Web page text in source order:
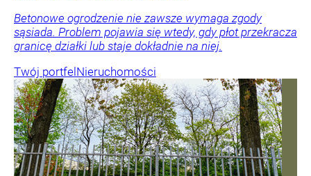
Betonowe ogrodzenie nie zawsze wymaga zgody
sąsiada. Problem pojawia się wtedy, gdy płot przekracza
granicę działki lub staje dokładnie na niej.
Twój portfelNieruchomości